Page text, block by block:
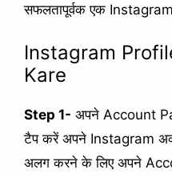
सफलतापूर्वक एक
Instagram
Kare
Step 1- अपने Account
टैप करें अपने Instagram
अलग करने के लिए अपने